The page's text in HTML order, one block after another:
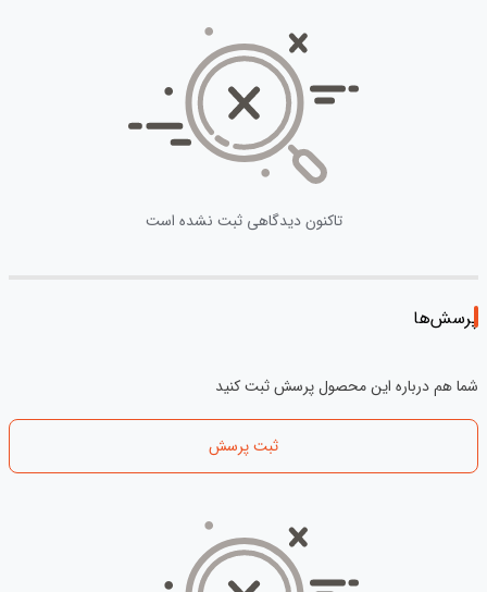
تاکنون دیدگاهی ثبت نشده است
پرسش‌ها
شما هم درباره این محصول پرسش ثبت کنید
ثبت پرسش